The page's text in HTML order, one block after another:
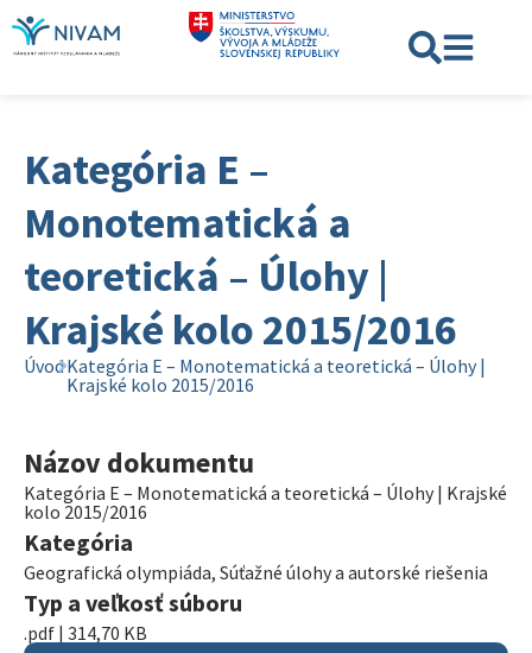
Kategória E –
Monotematická a
teoretická – Úlohy |
Krajské kolo 2015/2016
ÚvodKategória E – Monotematická a teoretická – Úlohy |
Krajské kolo 2015/2016
Názov dokumentu
Kategória E – Monotematická a teoretická – Úlohy | Krajské
kolo 2015/2016
Kategória
Geografická olympiáda, Súťažné úlohy a autorské riešenia
Typ a veľkosť súboru
.pdf | 314,70 KB